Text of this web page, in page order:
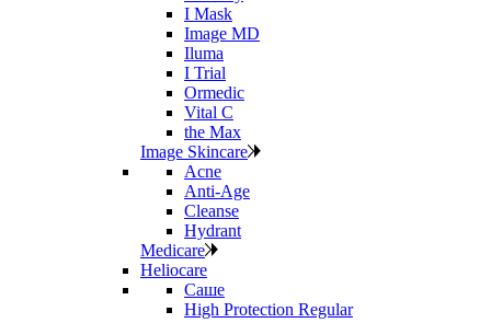
I Mask
Image MD
Iluma
I Trial
Ormedic
Vital C
the Max
Image Skincare
Acne
Anti‑Age
Cleanse
Hydrant
Medicare
Heliocare
Саше
High Protection Regular